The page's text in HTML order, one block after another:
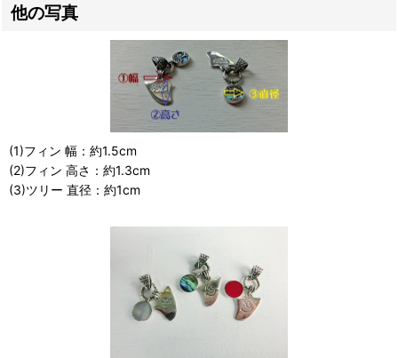
他の写真
(1)フィン 幅：約1.5cm
(2)フィン 高さ：約1.3cm
(3)ツリー 直径：約1cm